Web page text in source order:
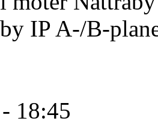
IP A-/B-
18:45